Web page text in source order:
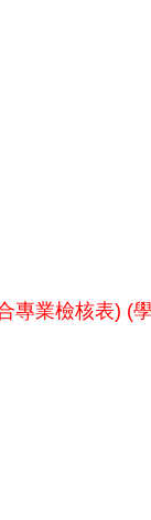
專業檢核表) (